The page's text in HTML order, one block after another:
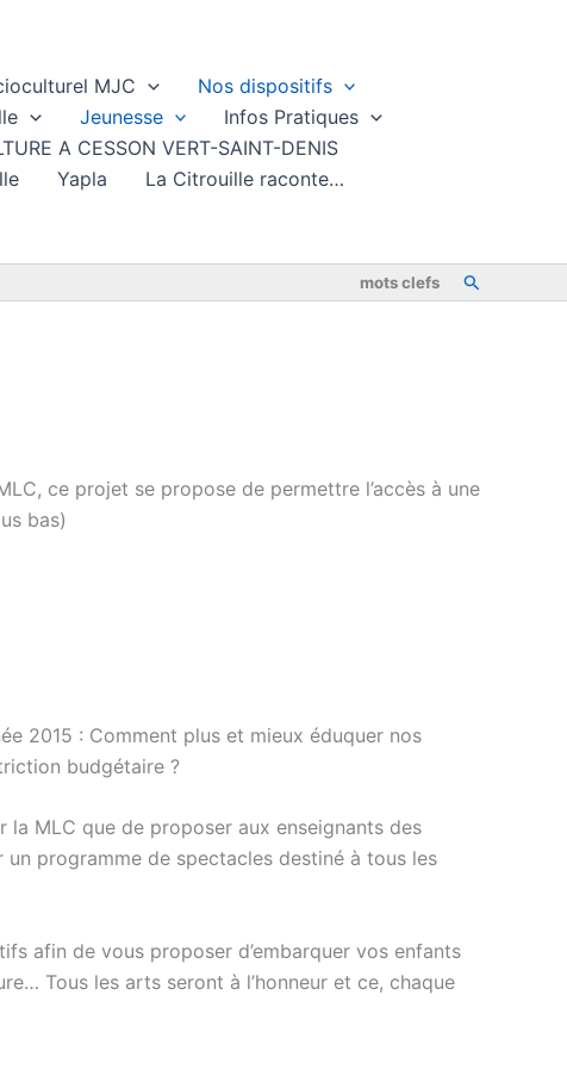
MJC
Nos dispositifs
Jeunesse
Infos Pratiques
A CESSON VERT-SAINT-DENIS
Yapla La Citrouille raconte…
mots clefs Rechercher
ce projet se propose de permettre l’accès à une
bas)
2015 : Comment plus et mieux éduquer nos
budgétaire ?
la MLC que de proposer aux enseignants des
programme de spectacles destiné à tous les
afin de vous proposer d’embarquer vos enfants
Tous les arts seront à l’honneur et ce, chaque